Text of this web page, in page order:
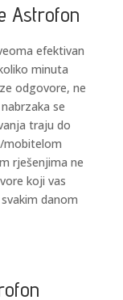
Astrofon
efektivan
minuta
odgovore, ne
se
traju do
mobitelom
rješenjima ne
koji vas
danom